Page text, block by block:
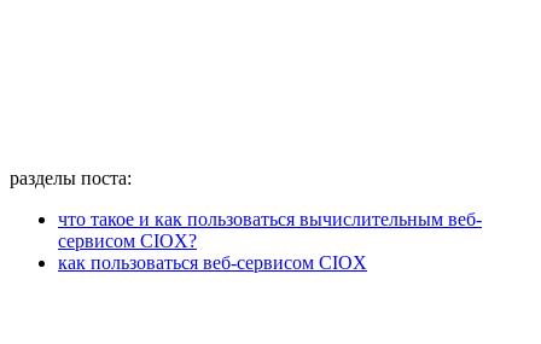
разделы поста:
что такое и как пользоваться вычислительным веб-
сервисом CIOX?
как пользоваться веб-сервисом CIOX